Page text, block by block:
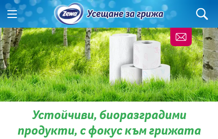
Устойчиви, биоразградими
продукти, с фокус към грижата